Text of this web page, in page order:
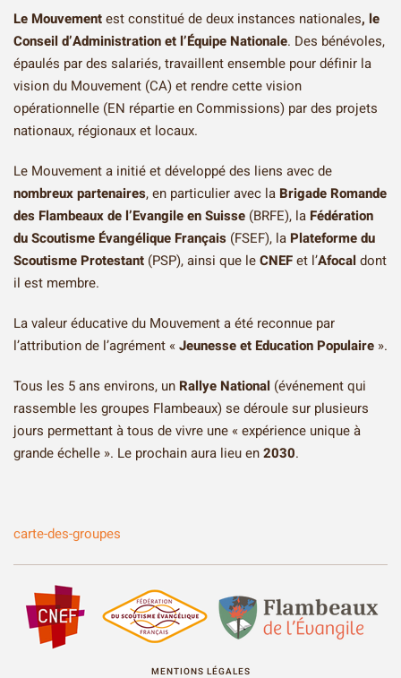
Le Mouvementest constitué de deux instances nationales, le
Conseil d’Administration et l’Équipe Nationale. Des bénévoles,
épaulés par des salariés, travaillent ensemble pour définir la
vision du Mouvement (CA) et rendre cette vision
opérationnelle (EN répartie en Commissions) par des projets
nationaux, régionaux et locaux.
Le Mouvement a initié et développé des liens avec de
nombreux partenaires, en particulier avec la Brigade Romande
des Flambeaux de l’Evangile en Suisse (BRFE), la Fédération
du Scoutisme Évangélique Français (FSEF), la Plateforme du
Scoutisme Protestant (PSP), ainsi que leCNEFet l’Afocaldont
il est membre.
La valeur éducative du Mouvement a été reconnue par
l’attribution de l’agrément «Jeunesse et Education Populaire ».
Tous les 5 ans environs, un Rallye National (événement qui
rassemble les groupes Flambeaux) se déroule sur plusieurs
jours permettant à tous de vivre une « expérience unique à
grande échelle ». Le prochain aura lieu en2030.
carte-des-groupes
MENTIONS LÉGALES